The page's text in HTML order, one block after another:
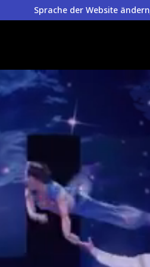
Sprache der Website ändern